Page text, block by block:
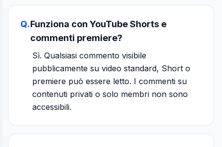
Q.Funziona con YouTube Shorts e
commenti premiere?
Sì. Qualsiasi commento visibile
pubblicamente su video standard, Short o
premiere può essere letto. I commenti su
contenuti privati o solo membri non sono
accessibili.